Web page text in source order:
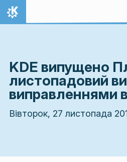
Перейти до вмісту
Домівка
KDE випущено
листопадовий
виправленнями
Вівторок, 27 листопада